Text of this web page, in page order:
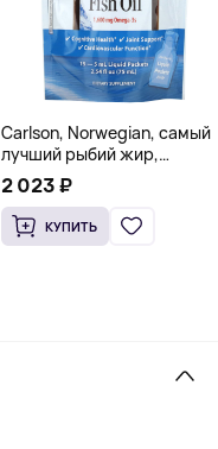
Carlson, Norwegian, самый
лучший рыбий жир,
натуральный лимон, 15
пакетиков (5 мл) каждый
2 023 ₽
КУПИТЬ